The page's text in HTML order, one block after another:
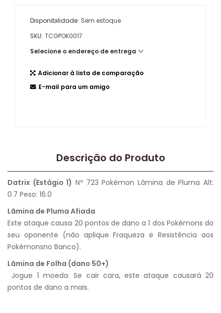
Disponibilidade: Sem estoque
SKU: TCGPOK0017
Selecione o endereço de entrega
Adicionar à lista de comparação
E-mail para um amigo
Descrição do Produto
Datrix (Estágio 1) Nº 723 Pokémon Lâmina de Pluma Alt:
0.7 Peso: 16.0
Lâmina de Pluma Afiada
Este ataque causa 20 pontos de dano a 1 dos Pokémons do
seu oponente (não aplique Fraqueza e Resistência aos
Pokémonsno Banco).
Lâmina de Folha (dano 50+)
Jogue 1 moeda. Se cair cara, este ataque causará 20
pontos de dano a mais.